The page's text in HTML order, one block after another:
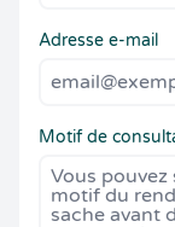
Adresse e-mail
Motif de